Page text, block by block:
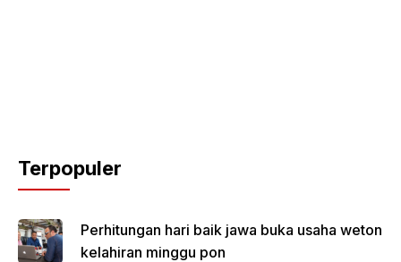
Terpopuler
Perhitungan hari baik jawa buka usaha weton
kelahiran minggu pon